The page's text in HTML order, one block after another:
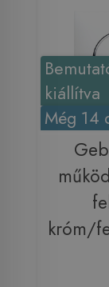
kiállítva
Még 14
króm/